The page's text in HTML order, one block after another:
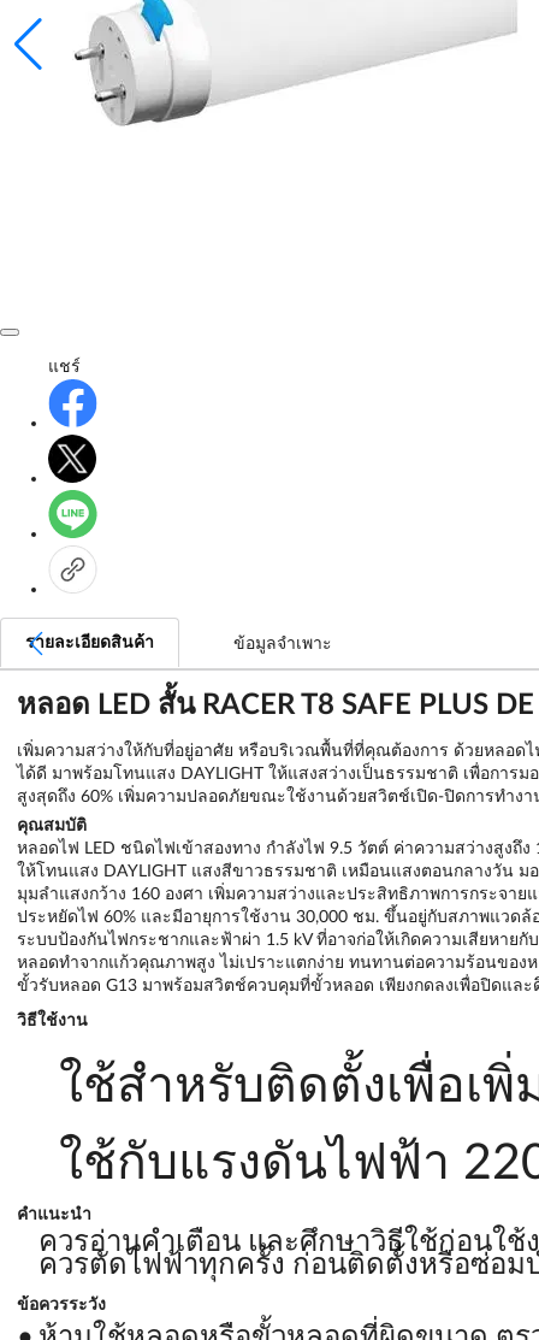
แชร์
รายละเอียดสินค้า ข้อมูลจำเพาะ
หลอด LED สั้น RACER T8 SAFE PLUS
เพิ่มความสว่างให้กับที่อยู่อาศัย หรือบริเวณพื้นที่ที่คุณต้องการ ด้วยหลอด
ได้ดี มาพร้อมโทนแสง DAYLIGHT ให้แสงสว่างเป็นธรรมชาติ เพื่อกา
สูงสุดถึง 60% เพิ่มความปลอดภัยขณะใช้งานด้วยสวิตช์เปิด-ปิดการทำ
คุณสมบัติ
หลอดไฟ LED ชนิดไฟเข้าสองทาง กำลังไฟ 9.5 วัตต์ ค่าความสว่างสูงถึง
ให้โทนแสง DAYLIGHT แสงสีขาวธรรมชาติ เหมือนแสงตอนกลางวัน ม
มุมลำแสงกว้าง 160 องศา เพิ่มความสว่างและประสิทธิภาพการกระจาย
ประหยัดไฟ 60% และมีอายุการใช้งาน 30,000 ชม. ขึ้นอยู่กับสภาพแวดล้
ระบบป้องกันไฟกระชากและฟ้าผ่า 1.5 kV ที่อาจก่อให้เกิดความเสียหายกั
หลอดทำจากแก้วคุณภาพสูง ไม่เปราะแตกง่าย ทนทานต่อความร้อนของ
ขั้วรับหลอด G13 มาพร้อมสวิตช์ควบคุมที่ขั้วหลอด เพียงกดลงเพื่อปิดและ
วิธีใช้งาน
ใช้สำหรับติดตั้งเพื่อเ
ใช้กับแรงดันไฟฟ้า
คำแนะนำ
ควรอ่านคำเตือน และศึกษาวิธีใช้ก่อนใช้
ควรตัดไฟฟ้าทุกครั้ง ก่อนติดตั้งหรือซ่อม
ข้อควรระวัง